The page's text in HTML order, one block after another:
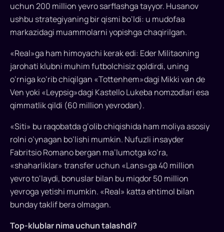
uchun 200 million yevro sarflashga tayyor. Husanov
ushbu strategiyaning bir qismi bo‘ldi: u mudofaa
markazidagi muammolarni yopishga chaqirilgan.
«Real»ga ham himoyachi kerak edi: Eder Militaoning
jarohati klubni muhim futbolchisiz qoldirdi, uning
o‘rniga ko‘rib chiqilgan «Tottenhem»dagi Mikki van de
Ven yoki «Leypsig»dagi Kastello Lukeba nomzodlari esa
qimmatlik qildi (60 million yevrodan).
«Siti» bu raqobatda g‘olib chiqishida ham moliya asosiy
rolni o‘ynagan bo‘lishi mumkin. Nufuzli insayder
Fabritsio Romano bergan ma’lumotga ko‘ra,
«shaharliklar» transfer uchun «Lans»ga 40 million
yevro to‘laydi, bonuslar bilan bu miqdor 50 million
yevroga yetishi mumkin. «Real» katta ehtimol bilan
bunday taklif bera olmagan.
Top-klublar nima uchun talashdi?